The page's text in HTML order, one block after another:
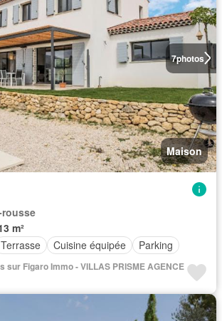
7photos
Maison
rousse
m²
Terrasse Cuisine équipée Parking
sur Figaro Immo - VILLAS PRISME AGENCE